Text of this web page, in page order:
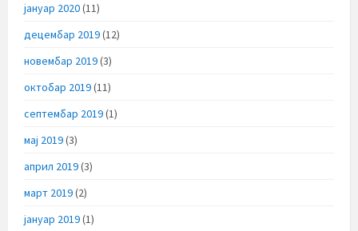
јануар 2020(11)
децембар 2019(12)
новембар 2019(3)
октобар 2019(11)
септембар 2019(1)
мај 2019(3)
април 2019(3)
март 2019(2)
јануар 2019(1)